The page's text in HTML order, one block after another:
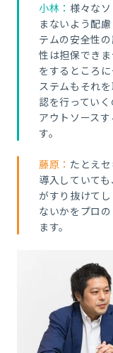
小林： 様々な
まないよう配
テムの安全性
性は担保でき
をするところ
ステムもそれ
認を行ってい
アウトソース
す。
藤原： たとえ
導入していて
がすり抜けて
ないかをプロ
ます。